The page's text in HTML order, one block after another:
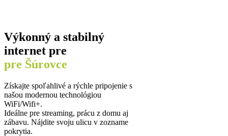
Výkonný a stabilný
internet pre
pre Šúrovce
Získajte spoľahlivé a rýchle pripojenie s
našou modernou technológiou
WiFi/Wifi+.
Ideálne pre streaming, prácu z domu aj
zábavu. Nájdite svoju ulicu v zozname
pokrytia.